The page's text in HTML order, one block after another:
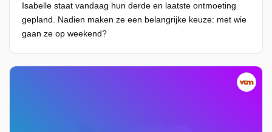
Isabelle staat vandaag hun derde en laatste ontmoeting
gepland. Nadien maken ze een belangrijke keuze: met wie
gaan ze op weekend?